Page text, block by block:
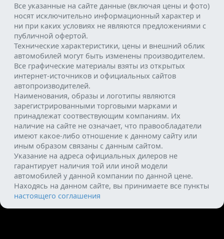
Все указанные на сайте данные (включая цены и фото)
носят исключительно информационный характер и
ни при каких условиях не являются предложениями с
публичной офертой.
Технические характеристики, цены и внешний облик
автомобилей могут быть изменены производителем.
Все графические материалы взяты из открытых
интернет-источников и официальных сайтов
автопроизводителей.
Наименования, образы и логотипы являются
зарегистрированными торговыми марками и
принадлежат соотвествующим компаниям. Их
наличие на сайте не означает, что правообладатели
имеют какое-либо отношение к данному сайту или
иным образом связаны с данным сайтом.
Указание на адреса официальных дилеров не
гарантирует наличия той или иной модели
автомобилей у данной компании по данной цене.
Находясь на данном сайте, вы принимаете все пункты
настоящего соглашения